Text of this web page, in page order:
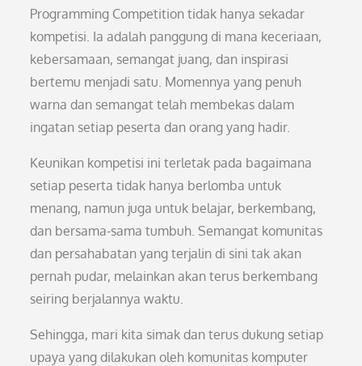
Programming Competition tidak hanya sekadar
kompetisi. Ia adalah panggung di mana keceriaan,
kebersamaan, semangat juang, dan inspirasi
bertemu menjadi satu. Momennya yang penuh
warna dan semangat telah membekas dalam
ingatan setiap peserta dan orang yang hadir.
Keunikan kompetisi ini terletak pada bagaimana
setiap peserta tidak hanya berlomba untuk
menang, namun juga untuk belajar, berkembang,
dan bersama-sama tumbuh. Semangat komunitas
dan persahabatan yang terjalin di sini tak akan
pernah pudar, melainkan akan terus berkembang
seiring berjalannya waktu.
Sehingga, mari kita simak dan terus dukung setiap
upaya yang dilakukan oleh komunitas komputer